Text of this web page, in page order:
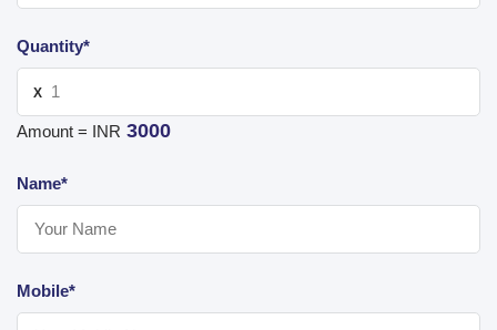
Quantity*
X
Amount = INR 3000
Name*
Mobile*